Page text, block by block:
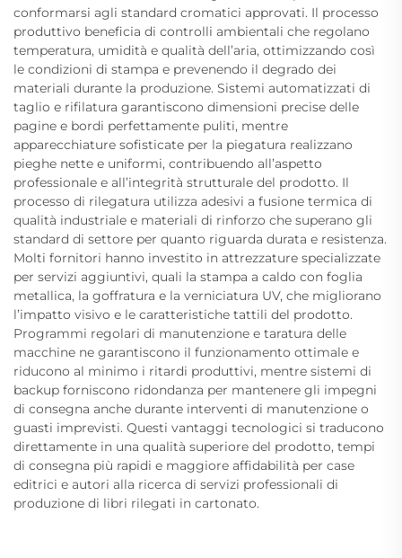
conformarsi agli standard cromatici approvati. Il processo
produttivo beneficia di controlli ambientali che regolano
temperatura, umidità e qualità dell’aria, ottimizzando così
le condizioni di stampa e prevenendo il degrado dei
materiali durante la produzione. Sistemi automatizzati di
taglio e rifilatura garantiscono dimensioni precise delle
pagine e bordi perfettamente puliti, mentre
apparecchiature sofisticate per la piegatura realizzano
pieghe nette e uniformi, contribuendo all’aspetto
professionale e all’integrità strutturale del prodotto. Il
processo di rilegatura utilizza adesivi a fusione termica di
qualità industriale e materiali di rinforzo che superano gli
standard di settore per quanto riguarda durata e resistenza.
Molti fornitori hanno investito in attrezzature specializzate
per servizi aggiuntivi, quali la stampa a caldo con foglia
metallica, la goffratura e la verniciatura UV, che migliorano
l’impatto visivo e le caratteristiche tattili del prodotto.
Programmi regolari di manutenzione e taratura delle
macchine ne garantiscono il funzionamento ottimale e
riducono al minimo i ritardi produttivi, mentre sistemi di
backup forniscono ridondanza per mantenere gli impegni
di consegna anche durante interventi di manutenzione o
guasti imprevisti. Questi vantaggi tecnologici si traducono
direttamente in una qualità superiore del prodotto, tempi
di consegna più rapidi e maggiore affidabilità per case
editrici e autori alla ricerca di servizi professionali di
produzione di libri rilegati in cartonato.